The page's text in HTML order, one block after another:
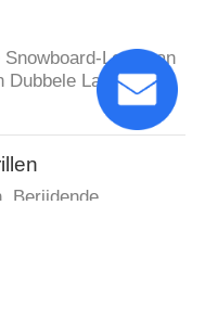
Lens van
Dubbele Laag
Berijdende